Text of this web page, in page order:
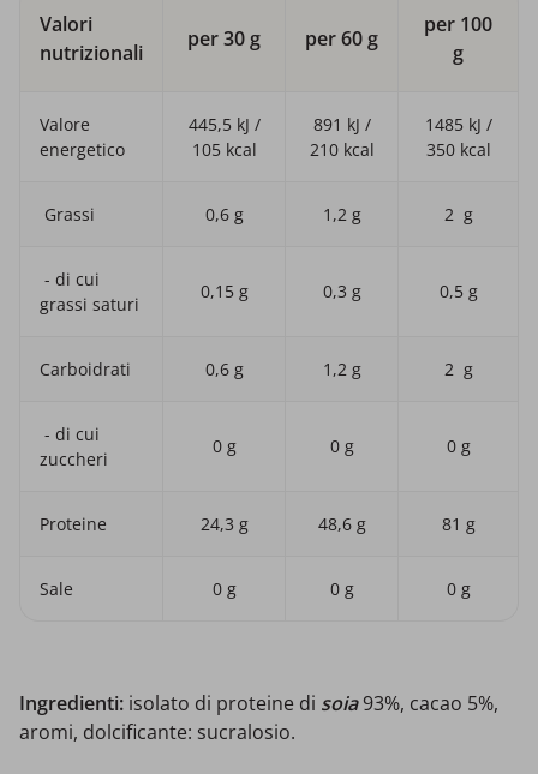
Valori
nutrizionali
per 30 g per 60 g
per 100
g
Valore
energetico
445,5 kJ /
105 kcal
891 kJ /
210 kcal
1485 kJ /
350 kcal
Grassi 0,6 g 1,2 g 2 g
- di cui
grassi saturi
0,15 g 0,3 g 0,5 g
Carboidrati 0,6 g 1,2 g 2 g
- di cui
zuccheri
0 g 0 g 0 g
Proteine 24,3 g 48,6 g 81 g
Sale 0 g 0 g 0 g
Ingredienti: isolato di proteine di soia93%, cacao 5%,
aromi, dolcificante: sucralosio.